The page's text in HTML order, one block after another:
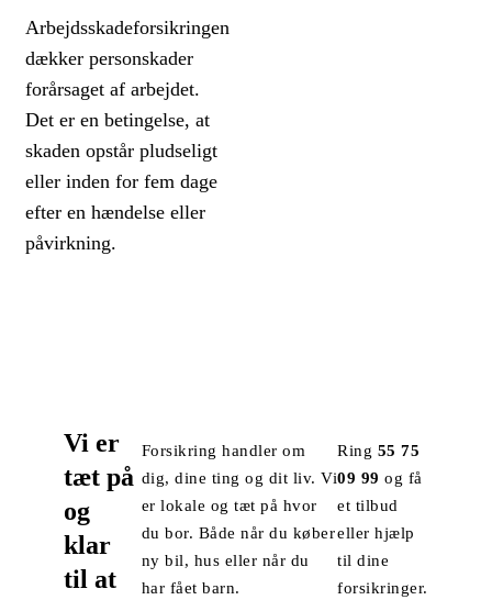
Arbejdsskadeforsikringen
dækker personskader
forårsaget af arbejdet.
Det er en betingelse, at
skaden opstår pludseligt
eller inden for fem dage
efter en hændelse eller
påvirkning.
Vi er
tæt på
og
klar
til at
Forsikring handler om
dig, dine ting og dit liv. Vi
er lokale og tæt på hvor
du bor. Både når du køber
ny bil, hus eller når du
har fået barn.
Ring 55 75
09 99 og få
et tilbud
eller hjælp
til dine
forsikringer.